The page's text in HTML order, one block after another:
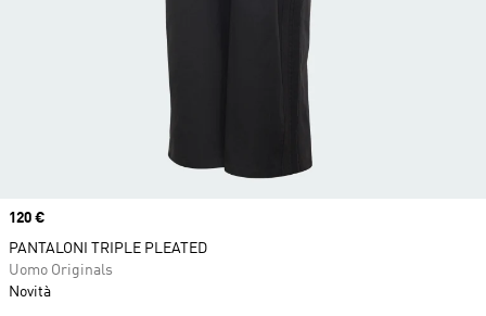
Price
120 €
PANTALONI TRIPLE PLEATED
Uomo Originals
Novità